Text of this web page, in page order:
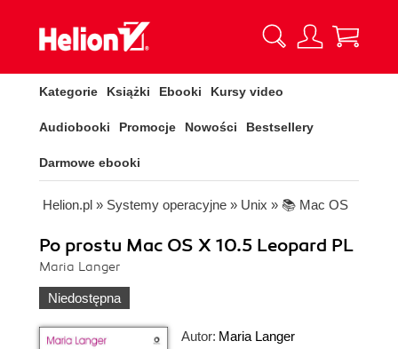
Kategorie Książki Ebooki Kursy video
Audiobooki Promocje Nowości Bestsellery
Darmowe ebooki
Helion.pl » Systemy operacyjne » Unix » 📚 Mac OS
Po prostu Mac OS X 10.5 Leopard PL
Maria Langer
Niedostępna
Autor: Maria Langer